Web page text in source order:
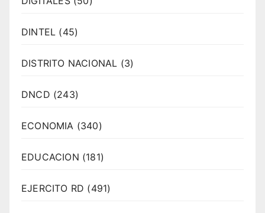
DINTEL (45)
DISTRITO NACIONAL (3)
DNCD (243)
ECONOMIA (340)
EDUCACION (181)
EJERCITO RD (491)